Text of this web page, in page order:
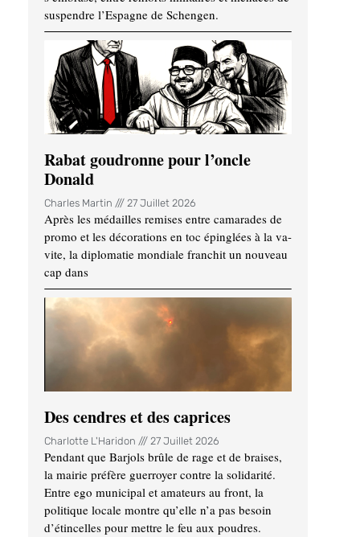
suspendre l’Espagne de Schengen.
Rabat goudronne pour l’oncle
Donald
Charles Martin 27 Juillet 2026
Après les médailles remises entre camarades de
promo et les décorations en toc épinglées à la va-
vite, la diplomatie mondiale franchit un nouveau
cap dans
Des cendres et des caprices
Charlotte L'Haridon 27 Juillet 2026
Pendant que Barjols brûle de rage et de braises,
la mairie préfère guerroyer contre la solidarité.
Entre ego municipal et amateurs au front, la
politique locale montre qu’elle n’a pas besoin
d’étincelles pour mettre le feu aux poudres.